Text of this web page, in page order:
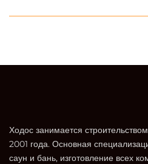
Ходос занимается
2001 года. Основная
саун и бань, изготовление всех